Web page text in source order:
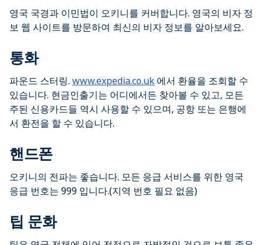
영국 국경과 이민법이 오키니를 커버합니다. 영국의 비자 정
보 웹 사이트를 방문하여 최신의 비자 정보를 알아보세요.
통화
파운드 스터링. www.expedia.co.uk 에서 환율을 조회할 수
있습니다. 현금인출기는 어디에서든 찾아볼 수 있고, 모든
주된 신용카드들 역시 사용할 수 있으며, 공항 또는 은행에
서 환전을 할 수 있습니다.
핸드폰
오키니의 전파는 좋습니다. 모든 응급 서비스를 위한 영국
응급 번호는 999 입니다.(지역 번호 필요 없음)
팁 문화